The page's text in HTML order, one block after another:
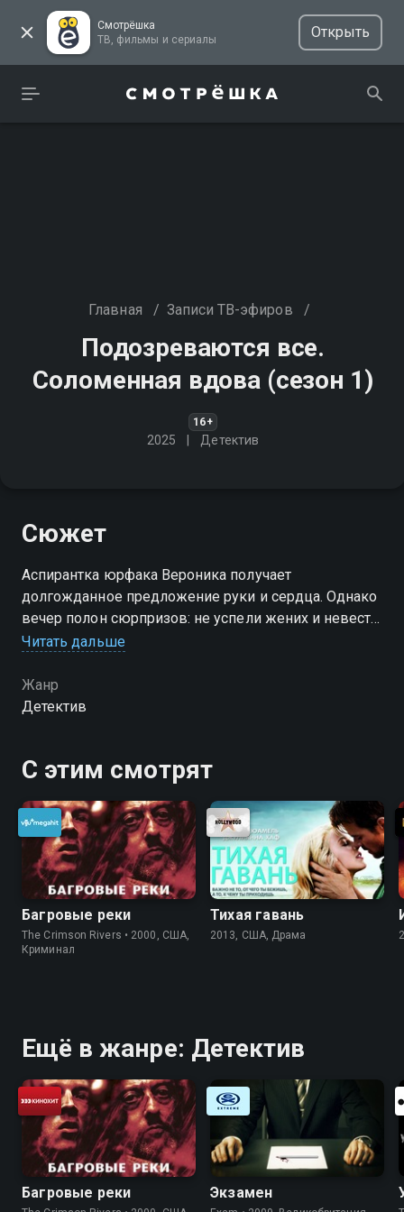
Смотрёшка
ТВ, фильмы и сериалы
Открыть
Главная / Записи ТВ-эфиров /
Подозреваются все.
Соломенная вдова (сезон 1)
16+
2025 Детектив
Сюжет
Аспирантка юрфака Вероника получает
долгожданное предложение руки и сердца. Однако
вечер полон сюрпризов: не успели жених и невеста
отпраздновать помолвку, как за Максимом пришли
Посмотреть онлайн 1 сезон сериала Подозреваются
Читать дальше
Жанр
Детектив
С этим смотрят
Багровые реки
The Crimson Rivers • 2000, США,
Криминал
Тихая гавань
2013, США, Драма
Ещё в жанре: Детектив
Багровые реки Экзамен